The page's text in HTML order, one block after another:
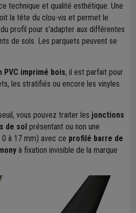
technique et qualité esthétique. Une
la tête du clou-vis et permet le
du profil pour s'adapter aux différentes
de sols. Les parquets peuvent se
PVC imprimé bois, il est parfait pour
les stratifiés ou encore les vinyles
vous pouvez traiter les jonctions
de sol présentant ou non une
à 17 mm) avec ce profilé barre de
à fixation invisible de la marque